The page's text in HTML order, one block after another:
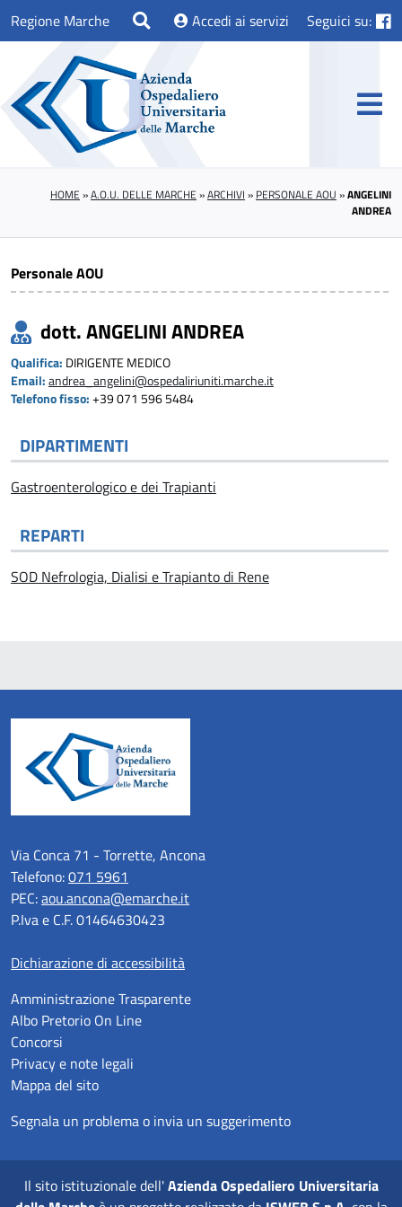
Regione Marche Accedi ai servizi Seguici su:
HOME »A.O.U. DELLE MARCHE »ARCHIVI » PERSONALE AOU »ANGELINI
ANDREA
Personale AOU
dott. ANGELINI ANDREA
Qualifica: DIRIGENTE MEDICO
Email: andrea_angelini@ospedaliriuniti.marche.it
Telefono fisso: +39 071 596 5484
DIPARTIMENTI
Gastroenterologico e dei Trapianti
REPARTI
SOD Nefrologia, Dialisi e Trapianto di Rene
Via Conca 71 - Torrette, Ancona
Telefono:071 5961
PEC:aou.ancona@emarche.it
P.Iva e C.F. 01464630423
Dichiarazione di accessibilità
Amministrazione Trasparente
Albo Pretorio On Line
Concorsi
Privacy e note legali
Mappa del sito
Segnala un problema o invia un suggerimento
Il sito istituzionale dell'Azienda Ospedaliero Universitaria